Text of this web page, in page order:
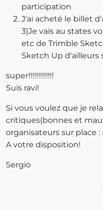
participation
J'ai acheté le billet
3)Je vais au states
etc de Trimble
Sketch Up d'ailleurs
super!!!!!!!!!!!!!
Suis ravi!
Si vous voulez que je
critiques(bonnes et
organisateurs sur place :
A votre disposition!
Sergio